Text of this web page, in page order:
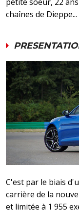
petite soeur, 22
chaînes de Dieppe...
C'est par le biais
carrière de la
et limitée à 1 955